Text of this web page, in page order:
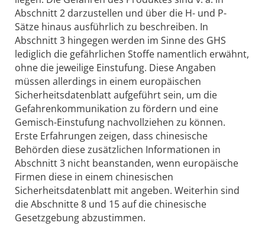
Abschnitt 2 darzustellen und über die H- und P-
Sätze hinaus ausführlich zu beschreiben. In
Abschnitt 3 hingegen werden im Sinne des GHS
lediglich die gefährlichen Stoffe namentlich erwähnt,
ohne die jeweilige Einstufung. Diese Angaben
müssen allerdings in einem europäischen
Sicherheitsdatenblatt aufgeführt sein, um die
Gefahrenkommunikation zu fördern und eine
Gemisch-Einstufung nachvollziehen zu können.
Erste Erfahrungen zeigen, dass chinesische
Behörden diese zusätzlichen Informationen in
Abschnitt 3 nicht beanstanden, wenn europäische
Firmen diese in einem chinesischen
Sicherheitsdatenblatt mit angeben. Weiterhin sind
die Abschnitte 8 und 15 auf die chinesische
Gesetzgebung abzustimmen.